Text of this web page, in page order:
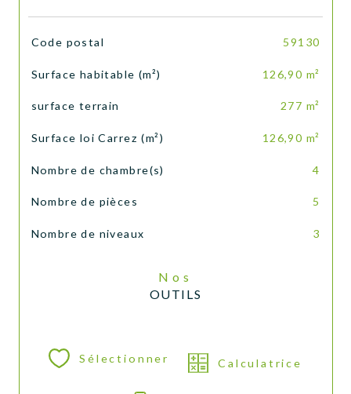
TRAD_SIROCCO_Caracteristique
Code postal 59130
Surface habitable (m²) 126,90 m²
surface terrain 277 m²
Surface loi Carrez (m²) 126,90 m²
Nombre de chambre(s) 4
Nombre de pièces 5
Nombre de niveaux 3
Nos
OUTILS
Sélectionner Calculatrice